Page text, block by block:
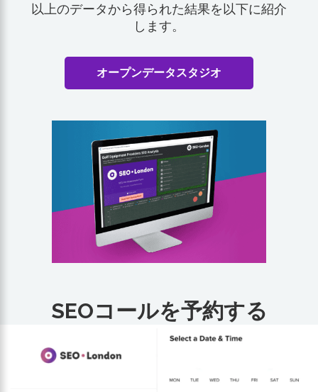
以上のデータから得られた結果を以下に紹介
します。
オープンデータスタジオ
SEOコールを予約する